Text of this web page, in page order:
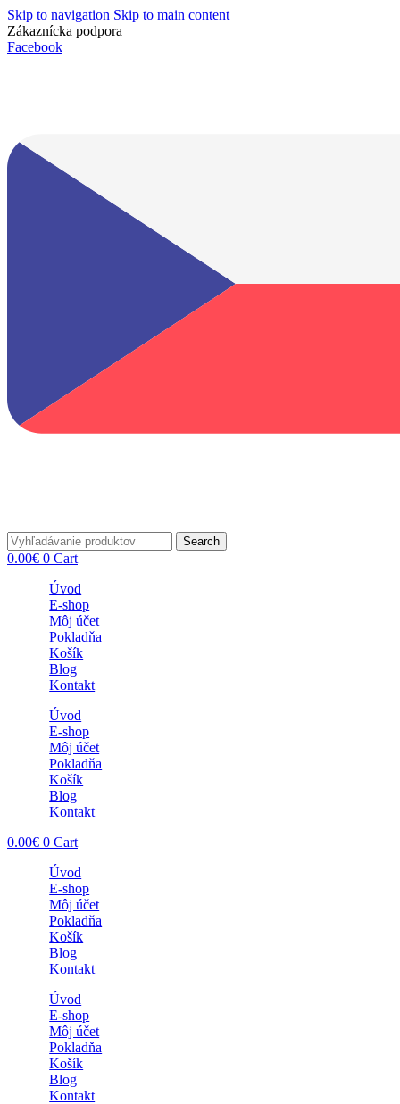
Skip to navigation Skip to main content
Zákaznícka podpora
Facebook
Search
0.00€ 0 Cart
Úvod
E-shop
Môj účet
Pokladňa
Košík
Blog
Kontakt
Úvod
E-shop
Môj účet
Pokladňa
Košík
Blog
Kontakt
0.00€ 0 Cart
Úvod
E-shop
Môj účet
Pokladňa
Košík
Blog
Kontakt
Úvod
E-shop
Môj účet
Pokladňa
Košík
Blog
Kontakt